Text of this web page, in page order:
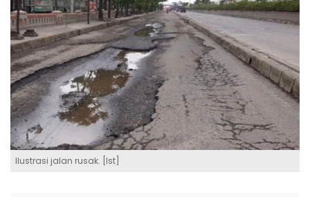
Ilustrasi jalan rusak. [Ist]